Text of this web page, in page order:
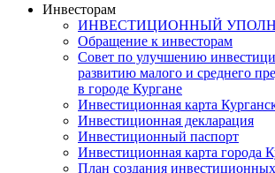
Инвесторам
ИНВЕСТИЦИОННЫЙ
Обращение к инвесторам
Совет по улучшению
развитию малого и среднего
в городе Кургане
Инвестиционная карта
Инвестиционная декларация
Инвестиционный паспорт
Инвестиционная карта города
План создания